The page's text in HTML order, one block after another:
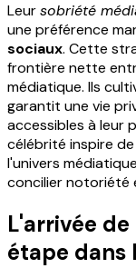
Leursobriété
une préférence
sociaux. Cette
frontière nette
médiatique. Ils
garantit une vie
accessibles à leur
célébrité inspire
l'univers
concilier notoriété
L'arrivée
étape dans